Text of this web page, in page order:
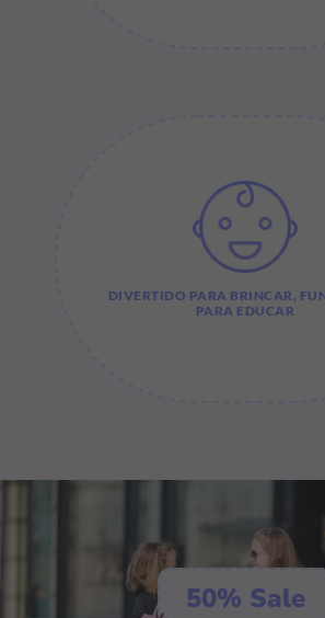
DIVERTIDO PARA BRINCAR,
PARA EDUCAR
50% Sale